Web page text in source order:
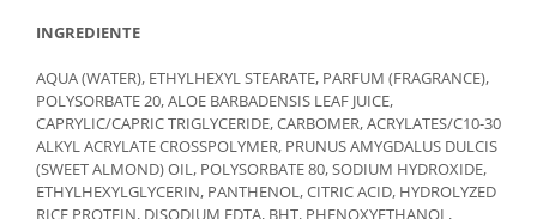
INGREDIENTE
AQUA (WATER), ETHYLHEXYL STEARATE, PARFUM (FRAGRANCE),
POLYSORBATE 20, ALOE BARBADENSIS LEAF JUICE,
CAPRYLIC/CAPRIC TRIGLYCERIDE, CARBOMER, ACRYLATES/C10-30
ALKYL ACRYLATE CROSSPOLYMER, PRUNUS AMYGDALUS DULCIS
(SWEET ALMOND) OIL, POLYSORBATE 80, SODIUM HYDROXIDE,
ETHYLHEXYLGLYCERIN, PANTHENOL, CITRIC ACID, HYDROLYZED
RICE PROTEIN, DISODIUM EDTA, BHT, PHENOXYETHANOL,